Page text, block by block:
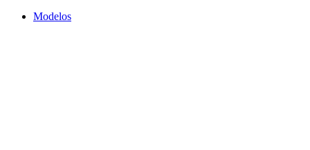
Modelos